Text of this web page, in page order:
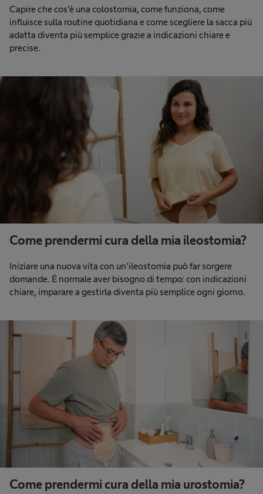
Capire che cos’è una colostomia, come funziona, come
influisce sulla routine quotidiana e come scegliere la sacca più
adatta diventa più semplice grazie a indicazioni chiare e
precise.
Come prendermi cura della mia ileostomia?
Iniziare una nuova vita con un’ileostomia può far sorgere
domande. È normale aver bisogno di tempo: con indicazioni
chiare, imparare a gestirla diventa più semplice ogni giorno.
Come prendermi cura della mia urostomia?